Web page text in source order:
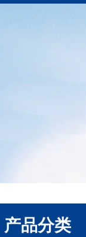
产品分类